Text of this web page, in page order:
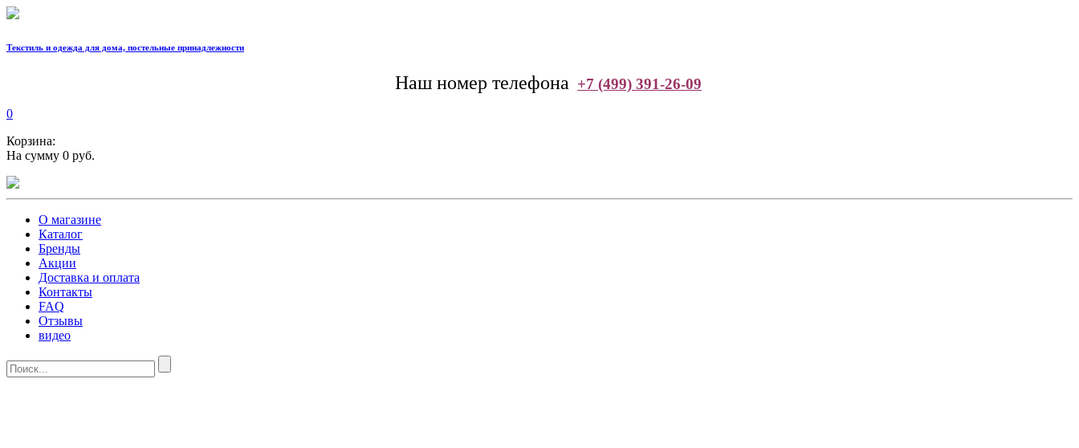
Текстиль и одежда для дома, постельные принадлежности
Наш номер телефона +7 (499) 391-26-09
0
Корзина:
На сумму 0 руб.
О магазине
Каталог
Бренды
Акции
Доставка и оплата
Контакты
FAQ
Отзывы
видео